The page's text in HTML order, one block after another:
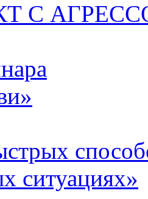
С
ситуациях»